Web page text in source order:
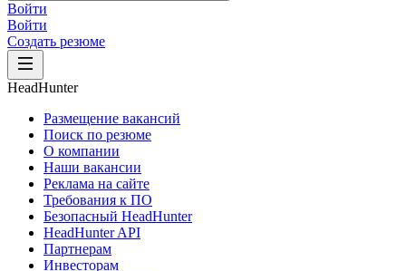
Войти
Войти
Создать резюме
HeadHunter
Размещение вакансий
Поиск по резюме
О компании
Наши вакансии
Реклама на сайте
Требования к ПО
Безопасный HeadHunter
HeadHunter API
Партнерам
Инвесторам